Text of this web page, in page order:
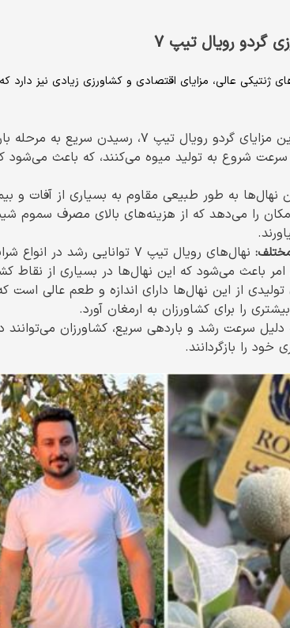
گردو رویال تیپ ۷
۷ علاوه بر ویژگی‌های ژنتیکی عالی، مزایای اقتصادی و کشاورزی زیادی نیز
یکی از بزرگ‌ترین مزایای گردو رویال تیپ ۷،
سرعت شروع به تولید میوه می‌کنند، که باعث می‌شود
نهال‌ها به طور طبیعی مقاوم به بسیاری از آفات و
را می‌دهد که از هزینه‌های بالای مصرف سموم
:
نهال‌های رویال تیپ ۷ توانایی رشد
باعث می‌شود که این نهال‌ها در بسیاری از نقاط
تولیدی از این نهال‌ها دارای اندازه و طعم عالی است
را برای کشاورزان به ارمغان آورد.
دلیل سرعت رشد و باردهی سریع، کشاورزان
خود را بازگردانند.